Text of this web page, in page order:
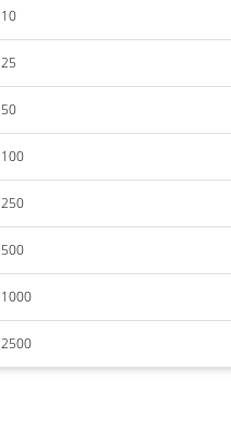
10
25
50
100
250
500
1000
2500